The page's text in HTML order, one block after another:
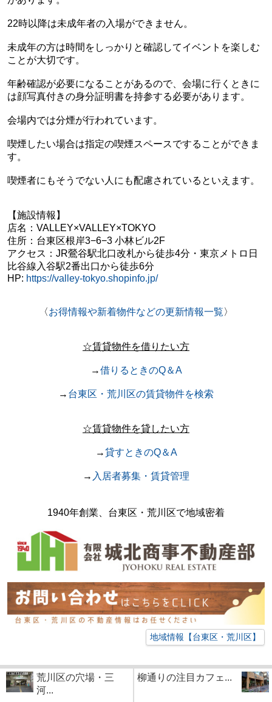
22時以降は未成年者の入場ができません。
未成年の方は時間をしっかりと確認してイベントを楽しむ
ことが大切です。
年齢確認が必要になることがあるので、会場に行くときに
は顔写真付きの身分証明書を持参する必要があります。
会場内では分煙が行われています。
喫煙したい場合は指定の喫煙スペースですることができま
す。
喫煙者にもそうでない人にも配慮されているといえます。
【施設情報】
店名： VALLEY×VALLEY×TOKYO
住所： 台東区根岸3−6−3 小林ビル2F
アクセス： JR鶯谷駅北口改札から徒歩4分・ 東京メトロ日
比谷線入谷駅2番出口から徒歩6分
HP: https://valley-tokyo.shopinfo.jp/
〈お得情報や新着物件などの更新情報一覧〉
☆賃貸物件を借りたい方
→借りるときのQ＆A
→ 台東区・荒川区の賃貸物件を検索
☆賃貸物件を貸したい方
→貸すときのQ＆A
→ 入居者募集・賃貸管理
1940年創業、台東区・荒川区で地域密着
地域情報【台東区・荒川区】
荒川区の穴場・三
河...
柳通りの注目カフェ...